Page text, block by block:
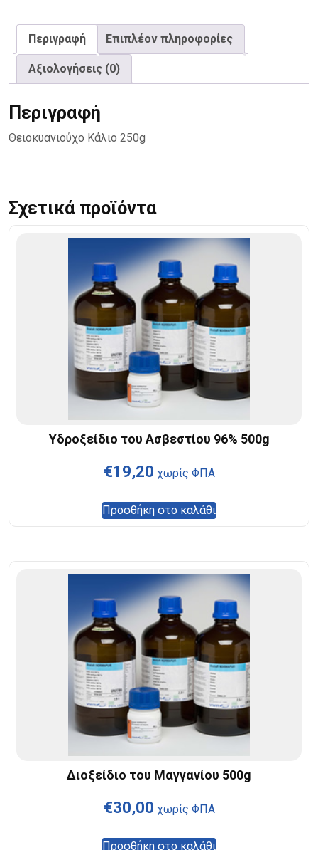
Περιγραφή Επιπλέον πληροφορίες
Αξιολογήσεις (0)
Περιγραφή
Θειοκυανιούχο Κάλιο 250g
Σχετικά προϊόντα
Υδροξείδιο του Ασβεστίου 96% 500g
€19,20 χωρίς ΦΠΑ
Προσθήκη στο καλάθι
Διοξείδιο του Μαγγανίου 500g
€30,00 χωρίς ΦΠΑ
Προσθήκη στο καλάθι